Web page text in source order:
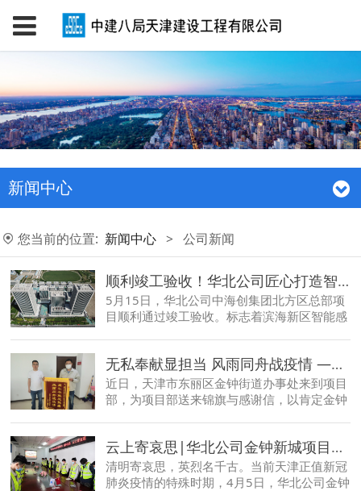
新闻中心
您当前的位置: 新闻中心 > 公司新闻
顺利竣工验收！华北公司匠心打造智能产业新高地
5月15日，华北公司中海创集团北方区总部项
目顺利通过竣工验收。标志着滨海新区智能感
无私奉献显担当 风雨同舟战疫情 ——华北公司金钟新城项目获锦旗与感谢信
近日，天津市东丽区金钟街道办事处来到项目
部，为项目部送来锦旗与感谢信，以肯定金钟
云上寄哀思|华北公司金钟新城项目借“云端”祭英烈 弘扬民族传统精神
清明寄哀思，英烈名千古。当前天津正值新冠
肺炎疫情的特殊时期，4月5日，华北公司金钟